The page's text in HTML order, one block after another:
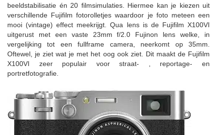
beeldstabilisatie én 20 filmsimulaties. Hiermee kan je kiezen uit
verschillende Fujifilm fotorolletjes waardoor je foto meteen een
mooi (vintage) effect meekrijgt. Qua lens is de Fujifilm X100VI
uitgerust met een vaste 23mm f/2.0 Fujinon lens welke, in
vergelijking tot een fullframe camera, neerkomt op 35mm.
Oftewel, je ziet wat je met het oog ook ziet. Dit maakt de Fujifilm
X100VI zeer populair voor straat- , reportage- en
portretfotografie.